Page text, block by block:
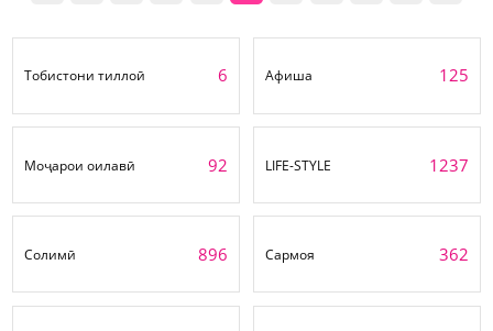
Тобистони тиллоӣ 6 Афиша 125
Моҷарои оилавӣ 92 LIFE-STYLE 1237
Солимӣ 896 Сармоя 362